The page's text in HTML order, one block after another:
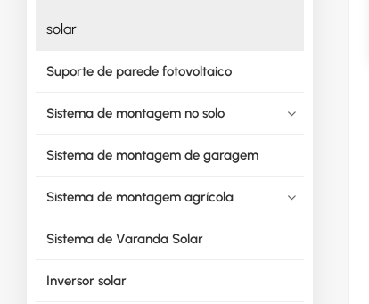
solar
Suporte de parede fotovoltaico
Sistema de montagem no solo
Sistema de montagem de garagem
Sistema de montagem agrícola
Sistema de Varanda Solar
Inversor solar